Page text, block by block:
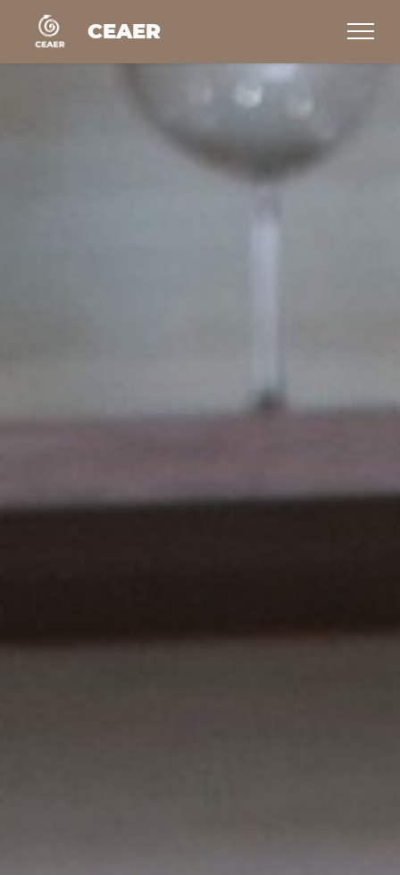
CEAER